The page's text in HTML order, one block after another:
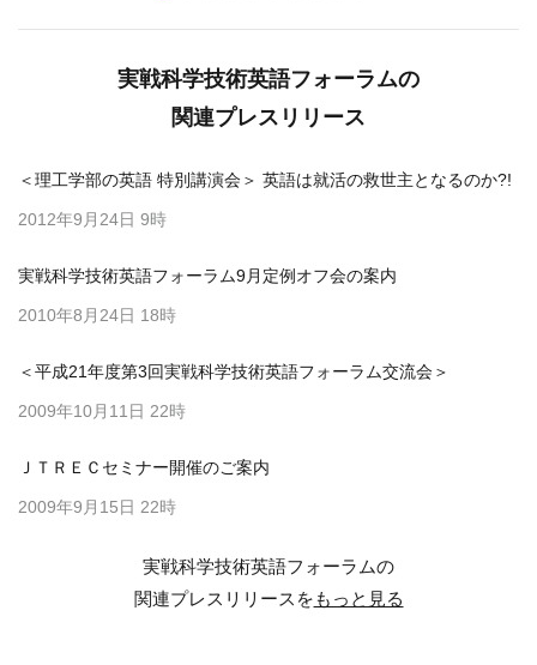
実戦科学技術英語フォーラムの
関連プレスリリース
＜理工学部の英語 特別講演会＞ 英語は就活の救世主となるのか?!
2012年9月24日 9時
実戦科学技術英語フォーラム9月定例オフ会の案内
2010年8月24日 18時
＜平成21年度第3回実戦科学技術英語フォーラム交流会＞
2009年10月11日 22時
ＪＴＲＥＣセミナー開催のご案内
2009年9月15日 22時
実戦科学技術英語フォーラムの
関連プレスリリースをもっと見る